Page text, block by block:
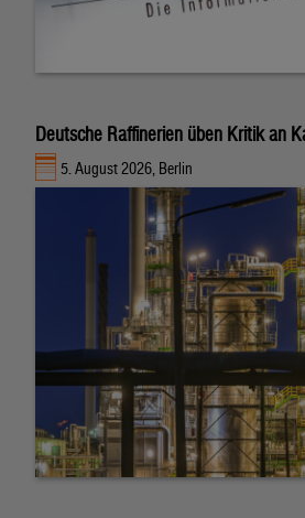
Deutsche Raffinerien üben Kritik an
5. August 2026, Berlin